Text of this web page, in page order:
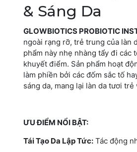
& Sáng Da
GLOWBIOTICS PROBIOTIC
ngoài rạng rỡ, trẻ trung của làn
phẩm này nhẹ nhàng tẩy đi các
khuyết điểm. Sản phẩm hoạt
làm phiền bởi các đốm sắc tố
sáng da, mang lại làn da tươi trẻ
ƯU ĐIỂM NỔI BẬT:
Tái Tạo Da Lập Tức: Tác động